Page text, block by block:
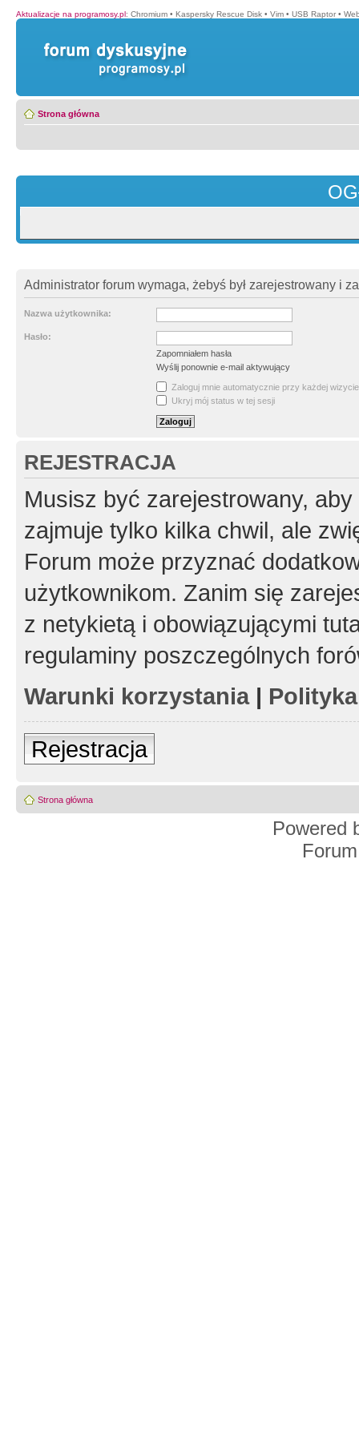
Aktualizacje na programosy.pl: Chromium • Kaspersky Rescue Disk • Vim • USB Raptor •
Strona główna
Administrator forum wymaga, żebyś był zarejestrowany i
Nazwa użytkownika:
Hasło:
Zapomniałem hasła
Wyślij ponownie e-mail aktywujący
Zaloguj mnie automatycznie przy każdej wizycie
Ukryj mój status w tej sesji
REJESTRACJA
Musisz być zarejestrowany,
zajmuje tylko kilka chwil, ale
Forum może przyznać
użytkownikom. Zanim się
z netykietą i obowiązującymi
regulaminy poszczególnych
Warunki korzystania|
Rejestracja
Strona główna
Powered